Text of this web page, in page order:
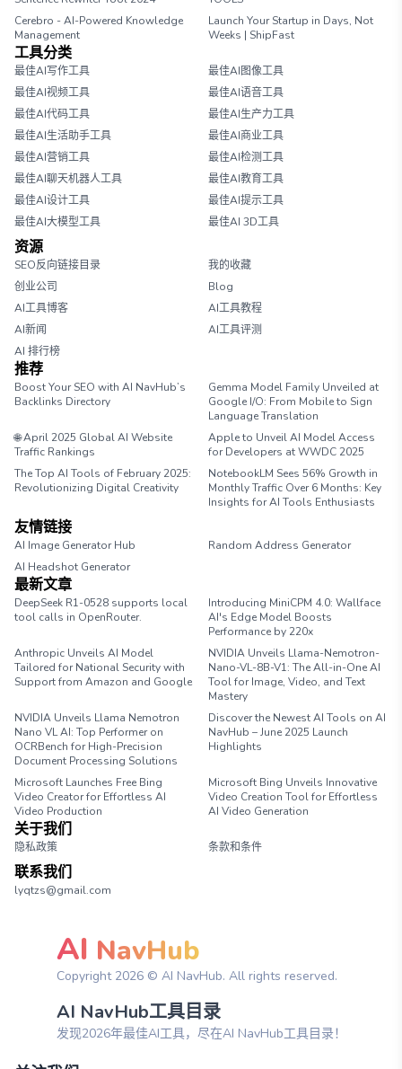
Cerebro - AI-Powered Knowledge
Management
Launch Your Startup in Days, Not
Weeks | ShipFast
工具分类
最佳AI写作工具
最佳AI图像工具
最佳AI视频工具
最佳AI语音工具
最佳AI代码工具
最佳AI生产力工具
最佳AI生活助手工具
最佳AI商业工具
最佳AI营销工具
最佳AI检测工具
最佳AI聊天机器人工具
最佳AI教育工具
最佳AI设计工具
最佳AI提示工具
最佳AI大模型工具
最佳AI 3D工具
资源
SEO反向链接目录
我的收藏
创业公司
Blog
AI工具博客
AI工具教程
AI新闻
AI工具评测
AI 排行榜
推荐
Boost Your SEO with AI NavHub’s
Backlinks Directory
Gemma Model Family Unveiled at
Google I/O: From Mobile to Sign
Language Translation
🌐 April 2025 Global AI Website
Traffic Rankings
Apple to Unveil AI Model Access
for Developers at WWDC 2025
The Top AI Tools of February 2025:
Revolutionizing Digital Creativity
NotebookLM Sees 56% Growth in
Monthly Traffic Over 6 Months: Key
Insights for AI Tools Enthusiasts
友情链接
AI Image Generator Hub
Random Address Generator
AI Headshot Generator
最新文章
DeepSeek R1-0528 supports local
tool calls in OpenRouter.
Introducing MiniCPM 4.0: Wallface
AI's Edge Model Boosts
Performance by 220x
Anthropic Unveils AI Model
Tailored for National Security with
Support from Amazon and Google
NVIDIA Unveils Llama-Nemotron-
Nano-VL-8B-V1: The All-in-One AI
Tool for Image, Video, and Text
Mastery
NVIDIA Unveils Llama Nemotron
Nano VL AI: Top Performer on
OCRBench for High-Precision
Document Processing Solutions
Discover the Newest AI Tools on AI
NavHub – June 2025 Launch
Highlights
Microsoft Launches Free Bing
Video Creator for Effortless AI
Video Production
Microsoft Bing Unveils Innovative
Video Creation Tool for Effortless
AI Video Generation
关于我们
隐私政策 条款和条件
联系我们
lyqtzs@gmail.com
AI NavHub
Copyright 2026© AI NavHub. All rights reserved.
AI NavHub工具目录
发现2026年最佳AI工具，尽在AI NavHub工具目录！